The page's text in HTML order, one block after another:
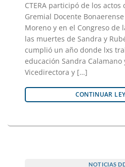
CTERA participó de los actos
Gremial Docente
Moreno y en el Congreso de
las muertes de Sandra y
cumplió un año donde lxs
educación Sandra Calamano
Vicedirectora y […]
CONTINUAR
NOTICIAS